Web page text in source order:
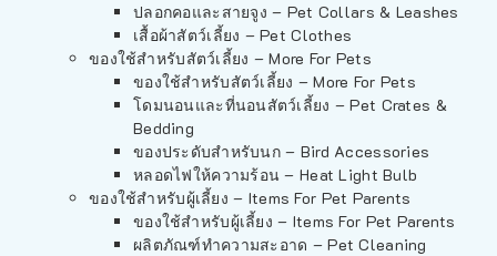
ปลอกคอและสายจูง – Pet Collars & Leashes
เสื้อผ้าสัตว์เลี้ยง – Pet Clothes
ของใช้สำหรับสัตว์เลี้ยง – More For Pets
ของใช้สำหรับสัตว์เลี้ยง – More For Pets
โดมนอนและที่นอนสัตว์เลี้ยง – Pet Crates &
Bedding
ของประดับสำหรับนก – Bird Accessories
หลอดไฟให้ความร้อน – Heat Light Bulb
ของใช้สำหรับผู้เลี้ยง – Items For Pet Parents
ของใช้สำหรับผู้เลี้ยง – Items For Pet Parents
ผลิตภัณฑ์ทำความสะอาด – Pet Cleaning